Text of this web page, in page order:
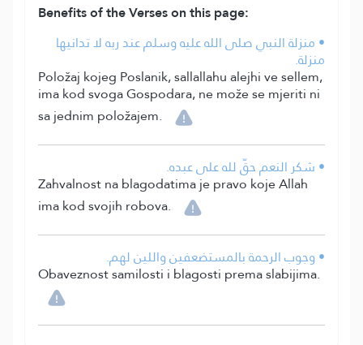
Benefits of the Verses on this page:
• منزلة النبي صلى الله عليه وسلم عند ربه لا تدانيها
منزلة.
Položaj kojeg Poslanik, sallallahu alejhi ve sellem,
ima kod svoga Gospodara, ne može se mjeriti ni
sa jednim položajem.
• شكر النعم حقّ لله على عبده.
Zahvalnost na blagodatima je pravo koje Allah
ima kod svojih robova.
• وجوب الرحمة بالمستضعفين واللين لهم.
Obaveznost samilosti i blagosti prema slabijima.